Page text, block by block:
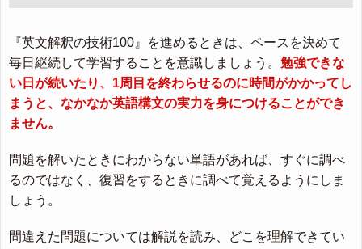
『英文解釈の技術100』を進めるときは、ペースを決めて
毎日継続して学習することを意識しましょう。 勉強できな
い日が続いたり、1周目を終わらせるのに時間がかかってし
まうと、なかなか英語構文の実力を身につけることができ
ません。
問題を解いたときにわからない単語があれば、すぐに調べ
るのではなく、復習をするときに調べて覚えるようにしま
しょう。
間違えた問題については解説を読み、どこを理解できてい